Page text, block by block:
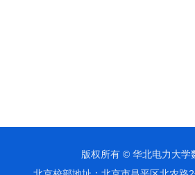
版权所有 © 华北电力大学